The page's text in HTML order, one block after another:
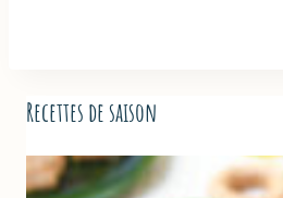
Recettes de saison